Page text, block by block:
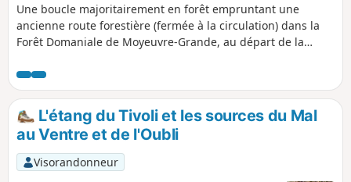
Une boucle majoritairement en forêt empruntant une
ancienne route forestière (fermée à la circulation) dans la
Forêt Domaniale de Moyeuvre-Grande, au départ de la
remontée en final vers le plateau et la ferme du Tréhémont
s'avère sportive: assez abrupte et longue.
L'étang du Tivoli et les sources du Mal
au Ventre et de l'Oubli
Visorandonneur